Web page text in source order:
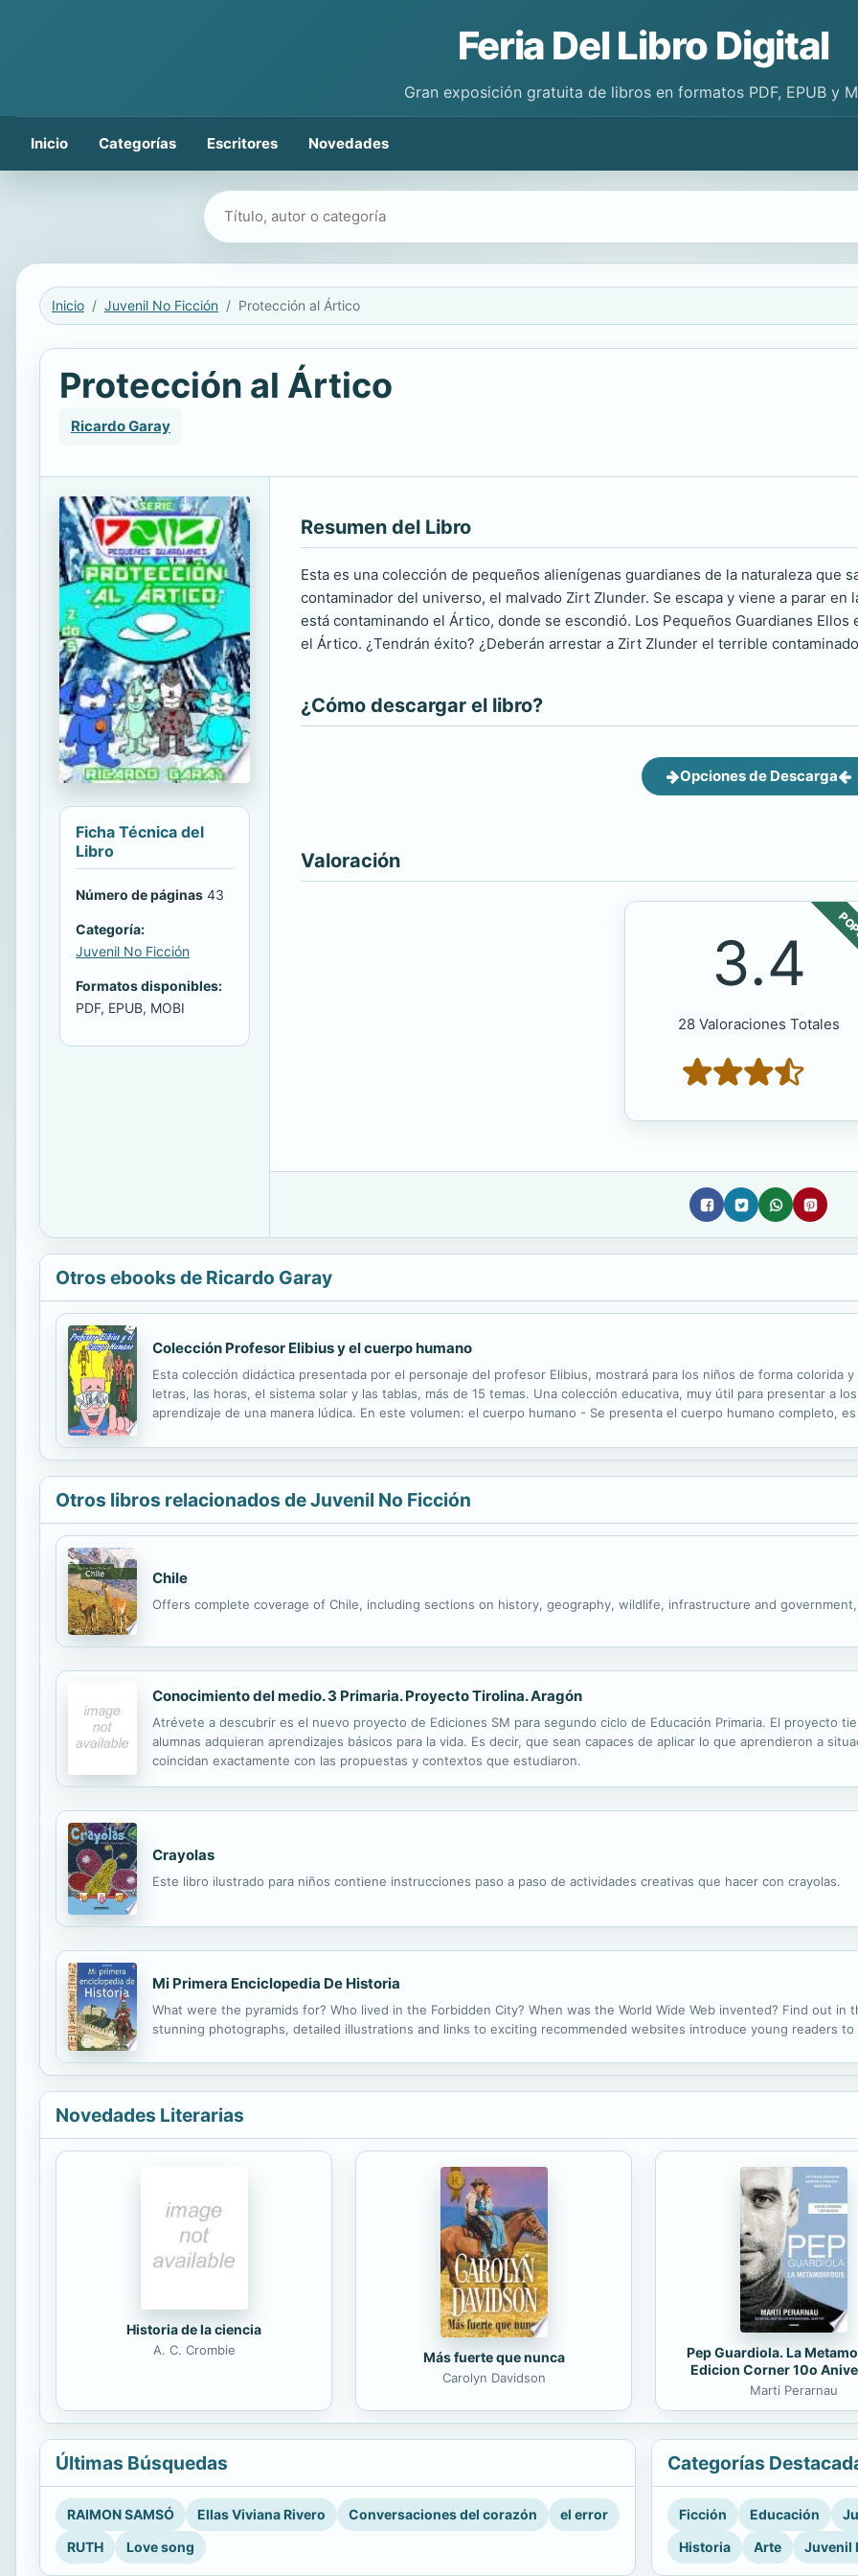
Feria Del Libro Digital
Gran exposición gratuita de libros en formatos PDF, EPUB y
Inicio Categorías Escritores Novedades
Buscar libros
Inicio Juvenil No Ficción Protección al Ártico
Protección al Ártico
Ricardo Garay
Ficha Técnica del
Libro
Número de páginas 43
Categoría:
Juvenil No Ficción
Formatos disponibles:
PDF, EPUB, MOBI
Resumen del Libro
Esta es una colección de pequeños alienígenas guardianes de la naturaleza que
contaminador del universo, el malvado Zirt Zlunder. Se escapa y viene a parar
está contaminando el Ártico, donde se escondió. Los Pequeños Guardianes
el Ártico. ¿Tendrán éxito? ¿Deberán arrestar a Zirt Zlunder el terrible
¿Cómo descargar el libro?
Opciones de Descarga
Valoración
3.4
28 Valoraciones Totales
Otros ebooks de Ricardo Garay
Colección Profesor Elibius y el cuerpo humano
Esta colección didáctica presentada por el personaje del profesor Elibius, mostrará para los niños de forma colorida
letras, las horas, el sistema solar y las tablas, más de 15 temas. Una colección educativa, muy útil para presentar a
aprendizaje de una manera lúdica. En este volumen: el cuerpo humano - Se presenta el cuerpo humano completo,
Otros libros relacionados de Juvenil No Ficción
Chile
Offers complete coverage of Chile, including sections on history, geography, wildlife, infrastructure and
Conocimiento del medio. 3 Primaria. Proyecto Tirolina. Aragón
Atrévete a descubrir es el nuevo proyecto de Ediciones SM para segundo ciclo de Educación Primaria. El proyecto
alumnas adquieran aprendizajes básicos para la vida. Es decir, que sean capaces de aplicar lo que aprendieron a
coincidan exactamente con las propuestas y contextos que estudiaron.
Crayolas
Este libro ilustrado para niños contiene instrucciones paso a paso de actividades creativas que hacer con crayolas.
Mi Primera Enciclopedia De Historia
What were the pyramids for? Who lived in the Forbidden City? When was the World Wide Web invented? Find out in
stunning photographs, detailed illustrations and links to exciting recommended websites introduce young readers
Novedades Literarias
Historia de la ciencia
A. C. Crombie Más fuerte que nunca
Carolyn Davidson
Pep Guardiola. La
Edicion Corner 10o
Marti Perarnau
Últimas Búsquedas
RAIMON SAMSÓ Ellas Viviana Rivero Conversaciones del corazón
el error
RUTH
Love song
Categorías
Ficción Educación
Historia
Arte Juvenil